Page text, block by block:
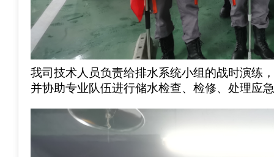
我司技术人员负责给排水系统小组的战时演练
并协助专业队伍进行储水检查、检修、处理应